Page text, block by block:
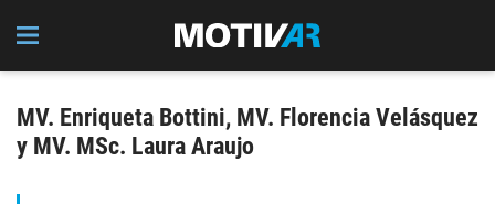
MV. Enriqueta Bottini, MV. Florencia Velásquez
y MV. MSc. Laura Araujo